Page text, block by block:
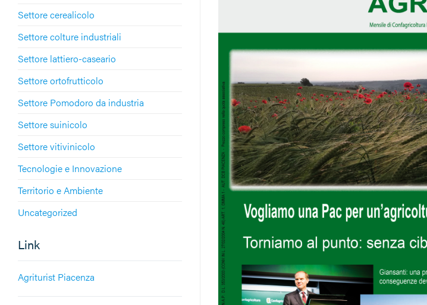
Settore cerealicolo
Settore colture industriali
Settore lattiero-caseario
Settore ortofrutticolo
Settore Pomodoro da industria
Settore suinicolo
Settore vitivinicolo
Tecnologie e Innovazione
Territorio e Ambiente
Uncategorized
Link
Agriturist Piacenza